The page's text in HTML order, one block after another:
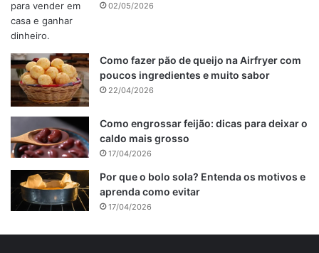
02/05/2026
Como fazer pão de queijo na Airfryer com
poucos ingredientes e muito sabor
22/04/2026
Como engrossar feijão: dicas para deixar o
caldo mais grosso
17/04/2026
Por que o bolo sola? Entenda os motivos e
aprenda como evitar
17/04/2026